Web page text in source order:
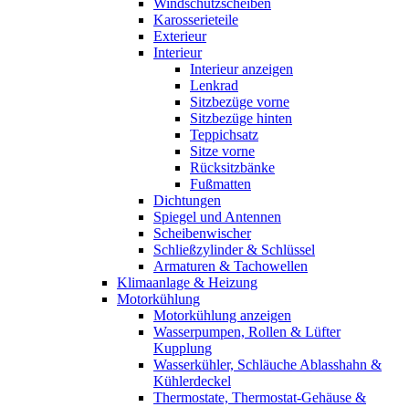
Karosserieteile
Exterieur
Interieur
Interieur anzeigen
Lenkrad
Sitzbezüge vorne
Sitzbezüge hinten
Teppichsatz
Sitze vorne
Rücksitzbänke
Fußmatten
Dichtungen
Spiegel und Antennen
Scheibenwischer
Schließzylinder & Schlüssel
Armaturen & Tachowellen
Klimaanlage & Heizung
Motorkühlung
Motorkühlung anzeigen
Wasserpumpen, Rollen & Lüfter
Kupplung
Wasserkühler, Schläuche Ablasshahn &
Kühlerdeckel
Thermostate, Thermostat-Gehäuse &